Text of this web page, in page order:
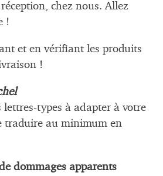
chez nous. Allez
!
et en vérifiant les produits
!
lettres-types à adapter à votre
traduire au minimum en
dommages apparents